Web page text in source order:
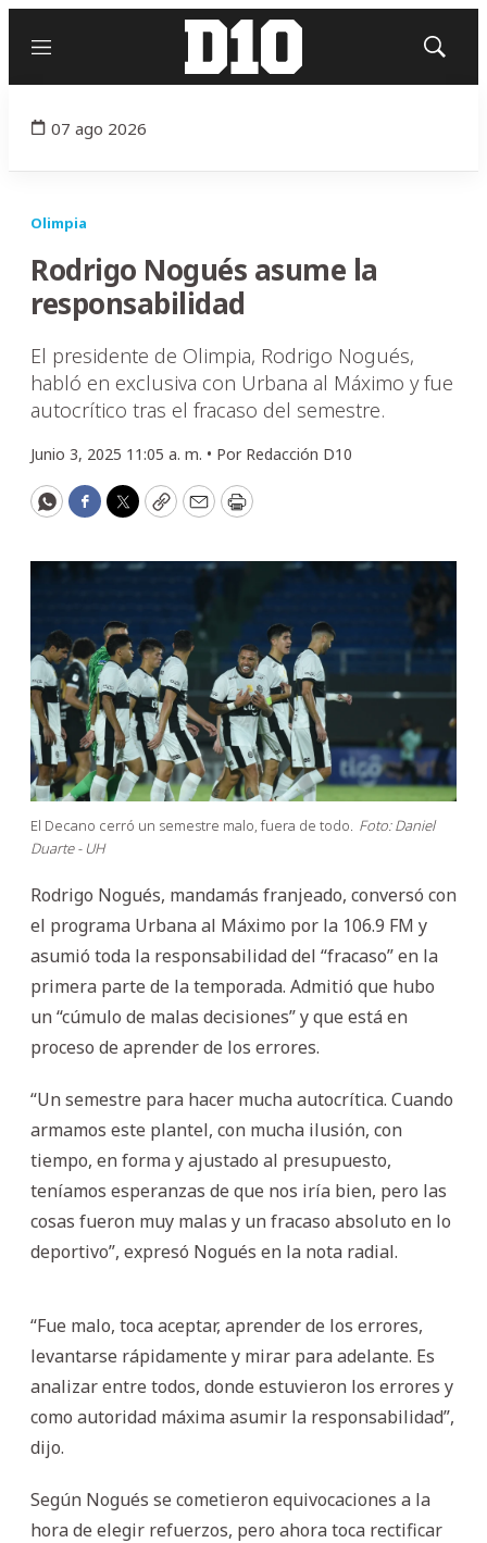
Menú
Mostrar
07 ago 2026
Olimpia
Rodrigo Nogués asume la
responsabilidad
El presidente de Olimpia, Rodrigo Nogués,
habló en exclusiva con Urbana al Máximo y fue
autocrítico tras el fracaso del semestre.
Junio 3, 2025 11:05 a. m. • Por Redacción D10
WhatsApp
Facebook
Twitter
CopyEmailPrint
El Decano cerró un semestre malo, fuera de todo. Foto: Daniel
Duarte - UH
Rodrigo Nogués, mandamás franjeado, conversó con
el programa Urbana al Máximo por la 106.9 FM y
asumió toda la responsabilidad del “fracaso” en la
primera parte de la temporada. Admitió que hubo
un “cúmulo de malas decisiones” y que está en
proceso de aprender de los errores.
“Un semestre para hacer mucha autocrítica. Cuando
armamos este plantel, con mucha ilusión, con
tiempo, en forma y ajustado al presupuesto,
teníamos esperanzas de que nos iría bien, pero las
cosas fueron muy malas y un fracaso absoluto en lo
deportivo”, expresó Nogués en la nota radial.
“Fue malo, toca aceptar, aprender de los errores,
levantarse rápidamente y mirar para adelante. Es
analizar entre todos, donde estuvieron los errores y
como autoridad máxima asumir la responsabilidad”,
dijo.
Según Nogués se cometieron equivocaciones a la
hora de elegir refuerzos, pero ahora toca rectificar